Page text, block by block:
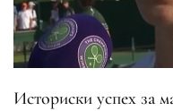
Историски успех за